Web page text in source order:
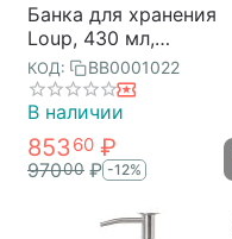
Банка для хранения
Loup, 430 мл,
графитовая, Bergenson
Bjorn Bath
КОД: BB0001022
В наличии
85360 ₽
97000 ₽ -12%